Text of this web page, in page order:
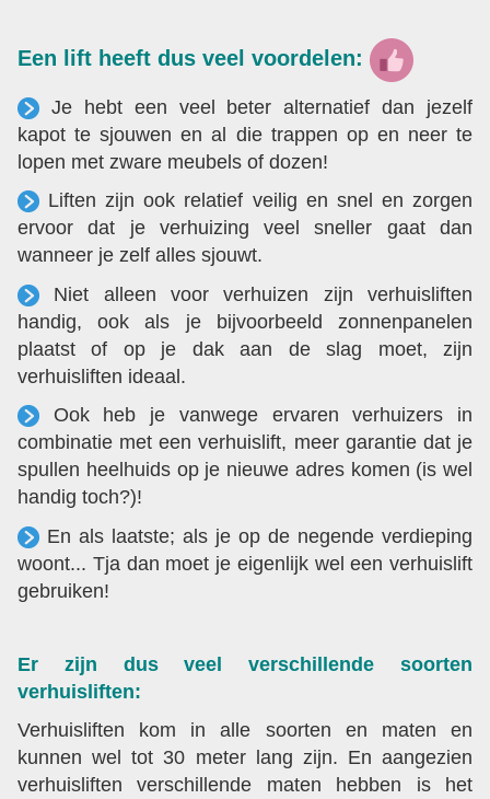
Een lift heeft dus veel voordelen:
Je hebt een veel beter alternatief dan jezelf
kapot te sjouwen en al die trappen op en neer te
lopen met zware meubels of dozen!
Liften zijn ook relatief veilig en snel en zorgen
ervoor dat je verhuizing veel sneller gaat dan
wanneer je zelf alles sjouwt.
Niet alleen voor verhuizen zijn verhuisliften
handig, ook als je bijvoorbeeld zonnenpanelen
plaatst of op je dak aan de slag moet, zijn
verhuisliften ideaal.
Ook heb je vanwege ervaren verhuizers in
combinatie met een verhuislift, meer garantie dat je
spullen heelhuids op je nieuwe adres komen (is wel
handig toch?)!
En als laatste; als je op de negende verdieping
woont... Tja dan moet je eigenlijk wel een verhuislift
gebruiken!
Er zijn dus veel verschillende soorten
verhuisliften:
Verhuisliften kom in alle soorten en maten en
kunnen wel tot 30 meter lang zijn. En aangezien
verhuisliften verschillende maten hebben is het